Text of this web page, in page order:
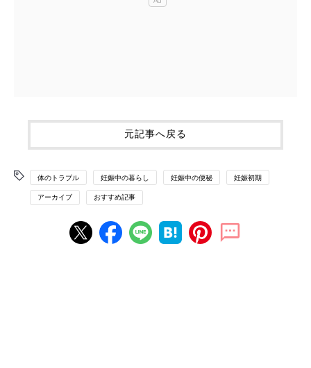
元記事へ戻る
体のトラブル 妊娠中の暮らし 妊娠中の便秘 妊娠初期
アーカイブ おすすめ記事